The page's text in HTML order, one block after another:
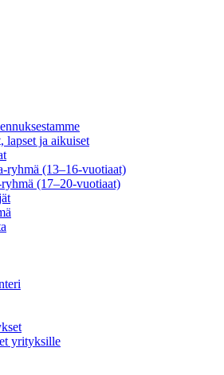
lapset ja aikuiset
ryhmä (13–16-vuotiaat)
(17–20-vuotiaat)
yrityksille